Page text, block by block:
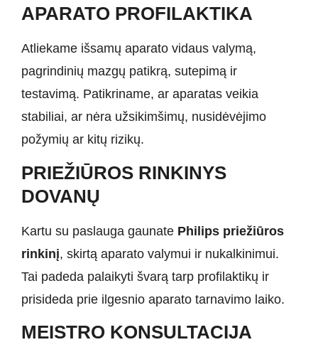
APARATO PROFILAKTIKA
Atliekame išsamų aparato vidaus valymą,
pagrindinių mazgų patikrą, sutepimą ir
testavimą. Patikriname, ar aparatas veikia
stabiliai, ar nėra užsikimšimų, nusidėvėjimo
požymių ar kitų rizikų.
PRIEŽIŪROS RINKINYS
DOVANŲ
Kartu su paslauga gaunate Philips priežiūros
rinkinį, skirtą aparato valymui ir nukalkinimui.
Tai padeda palaikyti švarą tarp profilaktikų ir
prisideda prie ilgesnio aparato tarnavimo laiko.
MEISTRO KONSULTACIJA